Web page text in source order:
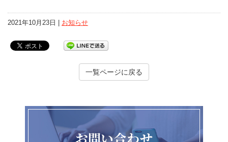
2021年10月23日 | お知らせ
一覧ページに戻る